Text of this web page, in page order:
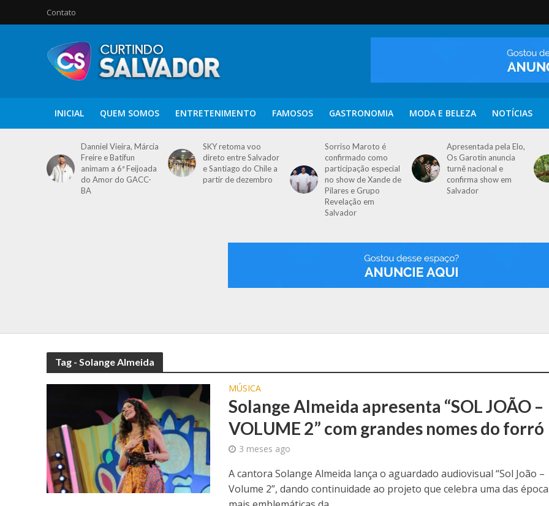
Contato
INICIAL QUEM SOMOS ENTRETENIMENTO FAMOSOS GASTRONOMIA MODA E BELEZA NOTÍCIAS
Danniel Vieira, Márcia
Freire e Batifun
animam a 6ª Feijoada
do Amor do GACC-
BA
SKY retoma voo
direto entre Salvador
e Santiago do Chile a
partir de dezembro
Sorriso Maroto é
confirmado como
participação especial
no show de Xande de
Pilares e Grupo
Revelação em
Salvador
Apresentada pela Elo,
Os Garotin anuncia
turnê nacional e
confirma show em
Salvador
Tag - Solange Almeida
MÚSICA
Solange Almeida apresenta “SOL JOÃO –
VOLUME 2” com grandes nomes do forró
3 meses ago
A cantora Solange Almeida lança o aguardado audiovisual “Sol João –
Volume 2”, dando continuidade ao projeto que celebra uma das